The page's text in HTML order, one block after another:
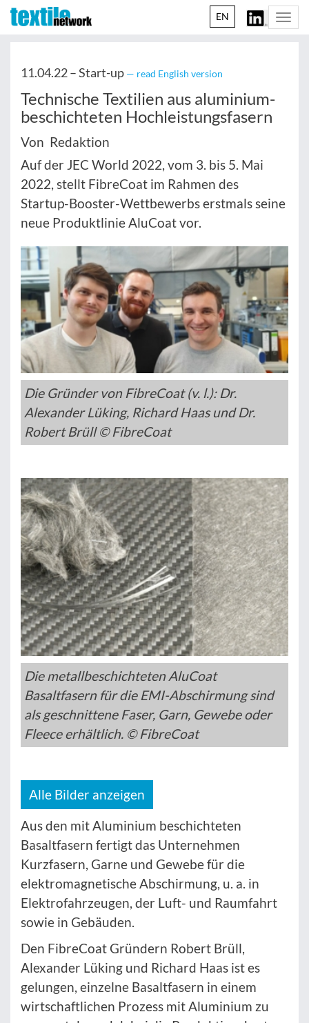
EN
11.04.22 –Start-up — read English version
Technische Textilien aus aluminium-
beschichteten Hochleistungsfasern
Von Redaktion
Auf der JEC World 2022, vom 3. bis 5. Mai
2022, stellt FibreCoat im Rahmen des
Startup-Booster-Wettbewerbs erstmals seine
neue Produktlinie AluCoat vor.
Die Gründer von FibreCoat (v. l.): Dr.
Alexander Lüking, Richard Haas und Dr.
Robert Brüll © FibreCoat
Die metallbeschichteten AluCoat
Basaltfasern für die EMI-Abschirmung sind
als geschnittene Faser, Garn, Gewebe oder
Fleece erhältlich. © FibreCoat
Alle Bilder anzeigen
Aus den mit Aluminium beschichteten
Basaltfasern fertigt das Unternehmen
Kurzfasern, Garne und Gewebe für die
elektromagnetische Abschirmung, u. a. in
Elektrofahrzeugen, der Luft- und Raumfahrt
sowie in Gebäuden.
Den FibreCoat Gründern Robert Brüll,
Alexander Lüking und Richard Haas ist es
gelungen, einzelne Basaltfasern in einem
wirtschaftlichen Prozess mit Aluminium zu